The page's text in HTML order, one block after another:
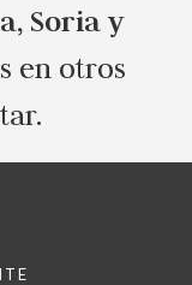
Soria y
en otros